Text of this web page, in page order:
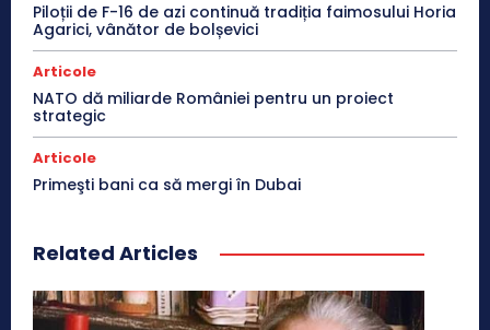
Piloții de F-16 de azi continuă tradiția faimosului Horia
Agarici, vânător de bolșevici
Articole
NATO dă miliarde României pentru un proiect
strategic
Articole
Primeşti bani ca să mergi în Dubai
Related Articles